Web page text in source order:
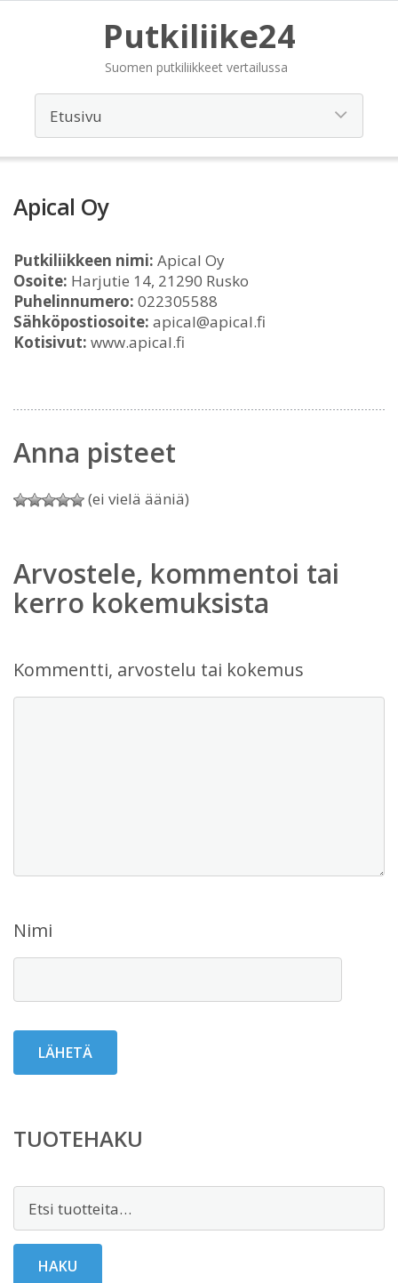
Putkiliike24
Suomen putkiliikkeet vertailussa
Apical Oy
Putkiliikkeen nimi: Apical Oy
Osoite: Harjutie 14, 21290 Rusko
Puhelinnumero: 022305588
Sähköpostiosoite: apical@apical.fi
Kotisivut: www.apical.fi
Anna pisteet
(ei vielä ääniä)
Arvostele, kommentoi tai
kerro kokemuksista
Kommentti, arvostelu tai kokemus
Nimi
TUOTEHAKU
HAKU